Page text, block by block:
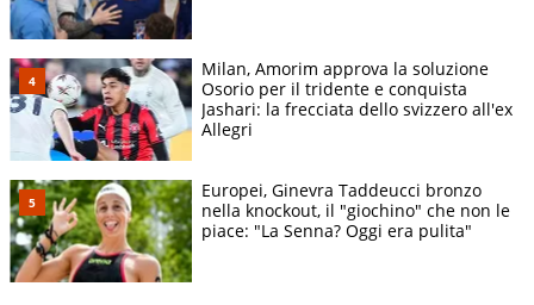
Milan, Amorim approva la soluzione
Osorio per il tridente e conquista
Jashari: la frecciata dello svizzero all'ex
Allegri
Europei, Ginevra Taddeucci bronzo
nella knockout, il "giochino" che non le
piace: "La Senna? Oggi era pulita"